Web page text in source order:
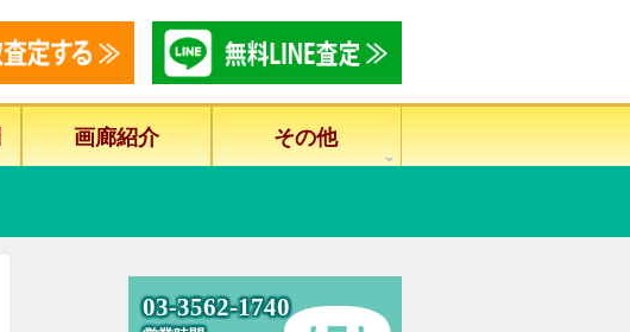
画廊紹介 その他
03-3562-1740